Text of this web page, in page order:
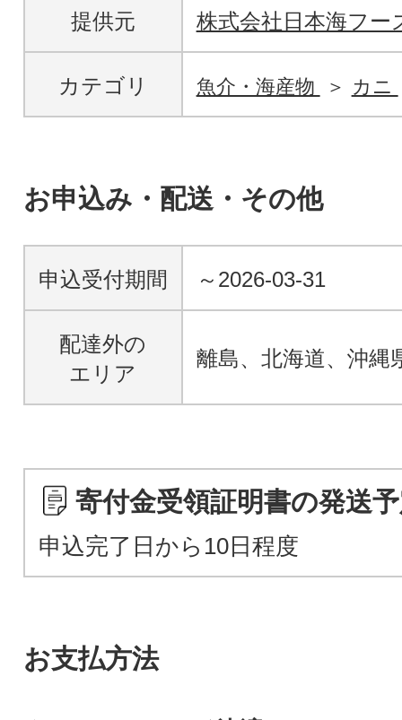
提供元 株式会社日本海フー
カテゴリ 魚介・海産物 カニ
お申込み・配送・その他
申込受付期間 ～2026-03-31
配達外の
エリア
離島、北海道、沖縄
寄付金受領証明書の発送
申込完了日から10日程度
お支払方法